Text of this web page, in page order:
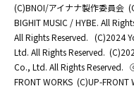
(C)BNOI/アイナナ製作委員会
BIGHIT MUSIC / HYBE. All
All Rights Reserved. (C)2024
Ltd. All Rights Reserved.
Co., Ltd. All Rights Reserved.
FRONT WORKS (C)UP-FRONT